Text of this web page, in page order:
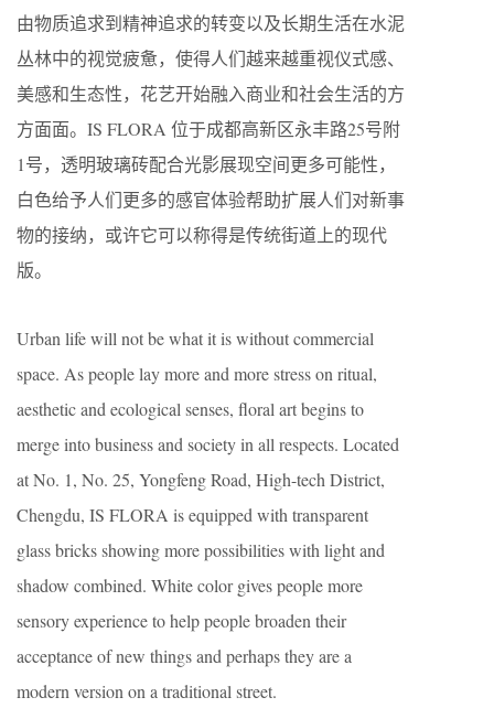
由物质追求到精神追求的转变以及长期生活在水泥
丛林中的视觉疲惫，使得人们越来越重视仪式感、
美感和生态性，花艺开始融入商业和社会生活的方
方面面。IS FLORA 位于成都高新区永丰路25号附
1号，透明玻璃砖配合光影展现空间更多可能性，
白色给予人们更多的感官体验帮助扩展人们对新事
物的接纳，或许它可以称得是传统街道上的现代
版。
Urban life will not be what it is without commercial
space. As people lay more and more stress on ritual,
aesthetic and ecological senses, floral art begins to
merge into business and society in all respects. Located
at No. 1, No. 25, Yongfeng Road, High-tech District,
Chengdu, IS FLORA is equipped with transparent
glass bricks showing more possibilities with light and
shadow combined. White color gives people more
sensory experience to help people broaden their
acceptance of new things and perhaps they are a
modern version on a traditional street.